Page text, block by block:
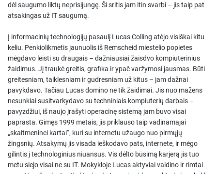
dėl saugumo liktų neprisijungę. Ši sritis jam itin svarbi – jis taip pat
atsakingas už IT saugumą.
Į informacinių technologijų pasaulį Lucas Colling atėjo visiškai kitu
keliu. Penkiolikmetis jaunuolis iš Remscheid miestelio popietes
mėgdavo leisti su draugais – dažniausiai žaisdvo kompiuterinius
žaidimus. Jį traukė greitis, grafika ir ypač varžymosi jausmas. Būti
greitesniam, taiklesniam ir gudresniam už kitus – jam dažnai
pavykdavo. Tačiau Lucas domino ne tik žaidimai. Jis nuo mažens
nesunkiai susitvarkydavo su techniniais kompiuterių darbais –
pavyzdžiui, iš naujo įrašyti operacinę sistemą jam buvo visai
paprasta. Gimęs 1999 metais, jis priklauso taip vadinamajai
„skaitmeninei kartai“, kuri su internetu užaugo nuo pirmųjų
žingsnių. Atsakymų jis visada ieškodavo pats, internete, ir mėgo
gilintis į technologinius niuansus. Vis dėlto būsimą karjerą jis tuo
metu siejo visai ne su IT. Mokykloje Lucas aktyviai vaidino ir rimtai